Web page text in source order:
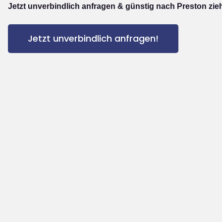
Jetzt unverbindlich anfragen & günstig nach Preston
Jetzt unverbindlich anfragen!